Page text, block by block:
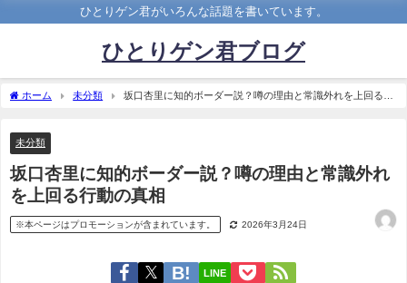
ひとりゲン君がいろんな話題を書いています。
ひとりゲン君ブログ
ホーム 未分類
坂口杏里に知的ボーダー説？噂の理由と常識外れを上回る行
未分類
坂口杏里に知的ボーダー説？噂の理由と常識外れ
を上回る行動の真相
※本ページはプロモーションが含まれています。 2026年3月24日
LINE